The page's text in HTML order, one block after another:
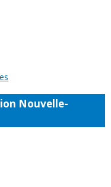
Nouvelle-